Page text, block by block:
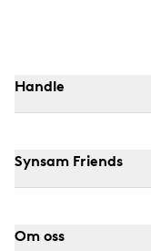
Handle
Synsam Friends
Om oss